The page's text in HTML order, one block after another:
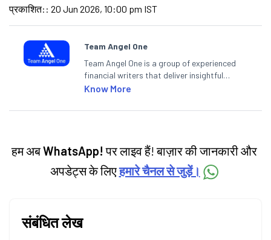
प्रकाशित: : 20 Jun 2026, 10:00 pm IST
Team Angel One
Team Angel One is a group of experienced
financial writers that deliver insightful
articles on the stock market, IPO, economy,
categories.
Know More
हम अबWhatsApp! पर लाइव हैं! बाज़ार की जानकारी और
अपडेट्स के लिएहमारे चैनल से जुड़ें।
संबंधित लेख